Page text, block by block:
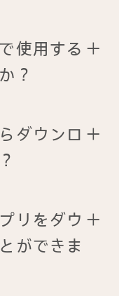
使用する
？
＋
ダウンロ ＋
リをダウ
ができま
＋